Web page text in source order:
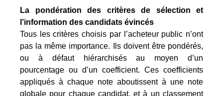
La pondération des critères de sélection et
l’information des candidats évincés
Tous les critères choisis par l’acheteur public n’ont
pas la même importance. Ils doivent être pondérés,
ou à défaut hiérarchisés au moyen d’un
pourcentage ou d’un coefficient. Ces coefficients
appliqués à chaque note aboutissent à une note
globale pour chaque candidat, et à un classement